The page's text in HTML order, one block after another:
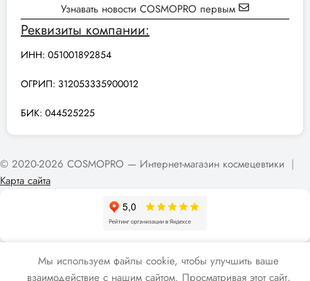
Узнавать новости COSMOPRO первым
Реквизиты компании:
ИНН: 051001892854
ОГРИП: 312053335900012
БИК: 044525225
© 2020-2026 COSMOPRO — Интернет-магазин космецевтики |
Карта сайта
Мы используем файлы cookie, чтобы улучшить ваше
взаимодействие с нашим сайтом. Просматривая этот сайт,